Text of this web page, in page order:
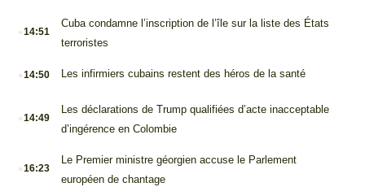
.14:51
Cuba condamne l’inscription de l’île sur la liste des États
terroristes
.14:50 Les infirmiers cubains restent des héros de la santé
.14:49
Les déclarations de Trump qualifiées d’acte inacceptable
d’ingérence en Colombie
.16:23
Le Premier ministre géorgien accuse le Parlement
européen de chantage